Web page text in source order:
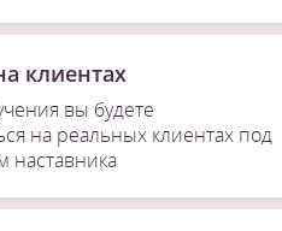
клиентах
вы будете
на реальных клиентах под
наставника